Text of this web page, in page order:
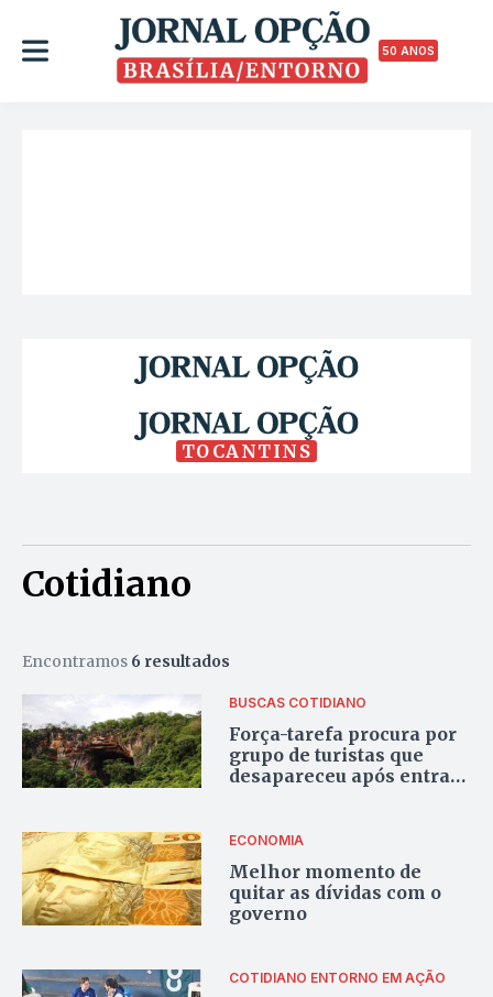
50 ANOS
TOCANTINS
Cotidiano
Encontramos 6 resultados
BUSCAS COTIDIANO
Força-tarefa procura por
grupo de turistas que
desapareceu após entrar
ECONOMIA
Melhor momento de
quitar as dívidas com o
governo
COTIDIANO ENTORNO EM AÇÃO